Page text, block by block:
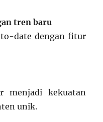
tren baru
to-date dengan fitur
menjadi kekuatan
unik.